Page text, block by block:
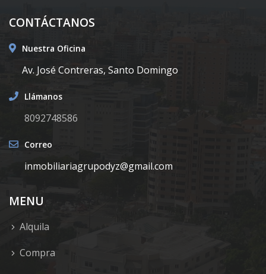
CONTÁCTANOS
Nuestra Oficina
Av. José Contreras, Santo Domingo
Llámanos
8092748586
Correo
inmobiliariagrupodyz@gmail.com
MENU
Alquila
Compra